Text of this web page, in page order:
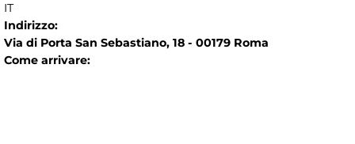
IT
Indirizzo:
Via di Porta San Sebastiano, 18 - 00179 Roma
Come arrivare: